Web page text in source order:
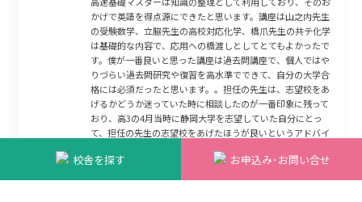
校舎を探す お申込み･お問い合せ
かげで英語を得点源にできたと思います。講座は山之内先生
の受験数学、立脇先生の高校対応化学、橋爪先生の共テ化学
は基礎的な内容で、応用への橋渡しとしてとてもよかったで
す。僕が一番良いと思った講座は過去問講座で、個人ではや
りづらい過去問研究や復習を高水準でできて、自分の大学合
格には必須だったと思います。。担任の先生は、志望校をあ
げるかどうか迷っていた時に相談したのが一番印象に残って
おり、高3の4月当時に静岡大学を志望していた自分にとっ
て、担任の先生の志望校をあげたほうが良いというアドバイ
トをしており、友人とカラオケや旅行に明け暮れていました